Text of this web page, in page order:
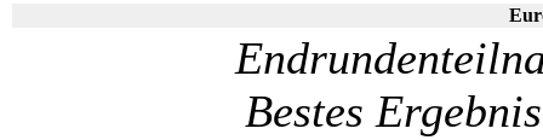
Bestes Ergebnis